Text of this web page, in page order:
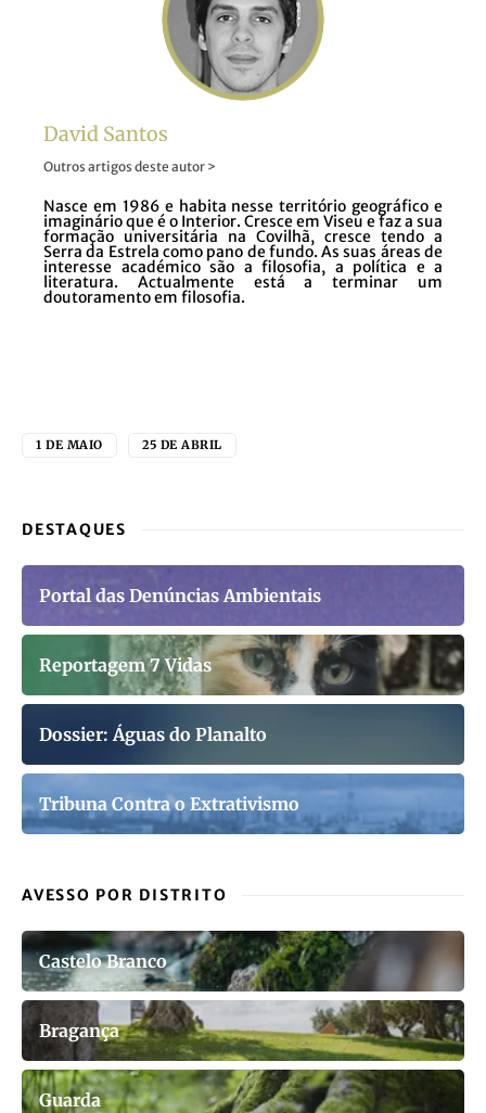
David Santos
Outros artigos deste autor >
Nasce em 1986 e habita nesse território geográfico e
imaginário que é o Interior. Cresce em Viseu e faz a sua
formação universitária na Covilhã, cresce tendo a
Serra da Estrela como pano de fundo. As suas áreas de
interesse académico são a filosofia, a política e a
literatura. Actualmente está a terminar um
doutoramento em filosofia.
1 DE MAIO 25 DE ABRIL
DESTAQUES
Portal das Denúncias Ambientais
Reportagem 7 Vidas
Dossier: Águas do Planalto
Tribuna Contra o Extrativismo
AVESSO POR DISTRITO
Castelo Branco
Bragança
Guarda